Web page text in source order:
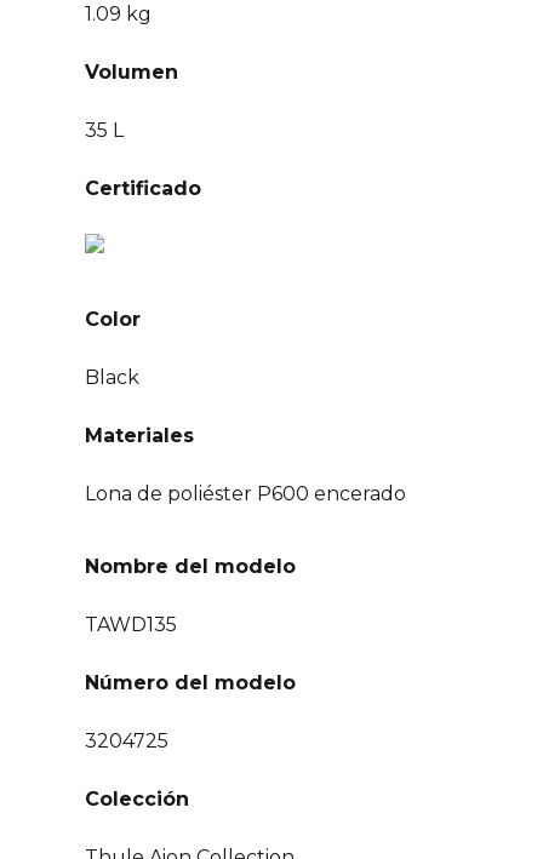
1.09 kg
Volumen
35 L
Certificado
Color
Black
Materiales
Lona de poliéster P600 encerado
Nombre del modelo
TAWD135
Número del modelo
3204725
Colección